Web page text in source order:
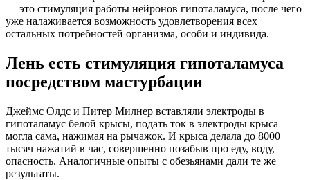
— это стимуляция работы нейронов гипоталамуса, после чего
уже налаживается возможность удовлетворения всех
остальных потребностей организма, особи и индивида.
Лень есть стимуляция гипоталамуса
посредством мастурбации
Джеймс Олдс и Питер Милнер вставляли электроды в
гипоталамус белой крысы, подать ток в электроды крыса
могла сама, нажимая на рычажок. И крыса делала до 8000
тысяч нажатий в час, совершенно позабыв про еду, воду,
опасность. Аналогичные опыты с обезьянами дали те же
результаты.